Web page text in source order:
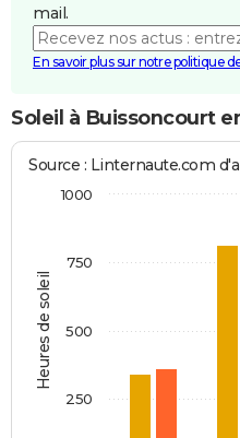
mail.
En savoir plus sur notre politique
Soleil à Buissoncourt
Heures de soleil
Source : Linternaute.com
250
500
750
1000